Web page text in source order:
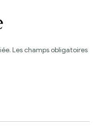
Les champs obligatoires